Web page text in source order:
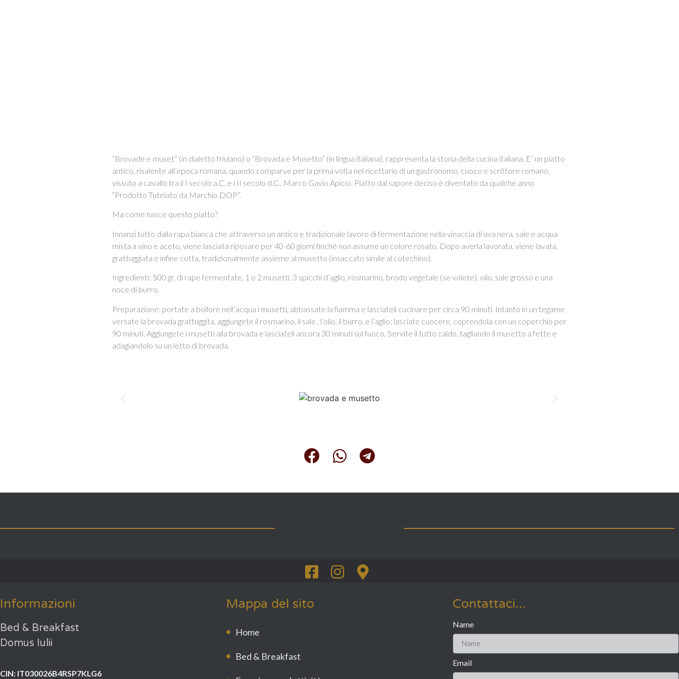
“Brovade e muset” (in dialetto friulano) o “Brovada e Musetto” (in lingua italiana), rappresenta la storia della cucina italiana. E’ un piatto
antico, risalente all’epoca romana, quando comparve per la prima volta nel ricettario di un gastronomo, cuoco e scrittore romano,
vissuto a cavallo tra il I secolo a.C. e i II secolo d.C., Marco Gavio Apicio. Piatto dal sapore deciso è diventato da qualche anno
“Prodotto Tutelato da Marchio DOP”.
Ma come nasce questo piatto?
Innanzi tutto dalla rapa bianca che attraverso un antico e tradizionale lavoro di fermentazione nella vinaccia di uva nera, sale e acqua
mista a vino e aceto, viene lasciata riposare per 40-60 giorni finché non assume un colore rosato. Dopo averla lavorata, viene lavata,
grattuggiata e infine cotta, tradizionalmente assieme al musetto (insaccato simile al cotechino).
Ingredienti: 500 gr. di rape fermentate, 1 o 2 musetti, 3 spicchi d’aglio, rosmarino, brodo vegetale (se volete), olio, sale grosso e una
noce di burro.
Preparazione: portate a bollore nell’acqua i musetti, abbassate la fiamma e lasciateli cucinare per circa 90 minuti. Intanto in un tegame
versate la brovada grattuggita, aggiungete il rosmarino, il sale , l’olio, il burro, e l’aglio; lasciate cuocere, coprendola con un coperchio per
90 minuti. Aggiungete i musetti alla brovada e lasciateli ancora 30 minuti sul fuoco. Servite il tutto caldo, tagliando il musetto a fette e
adagiandolo su un letto di brovada.
Informazioni Mappa del sito Contattaci...
Bed & Breakfast
Domus Iulii
CIN: IT030026B4RSP7KLG6
Home
Bed & Breakfast
Name
Email